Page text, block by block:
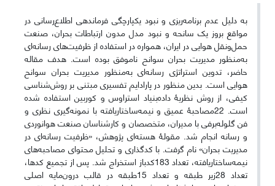
به دلیل عدم برنامه‌ریزی و نبود یکپارچگی فرماندهی اطلاع‌رسانی در
مواقع بروز یک سانحه و نبود مدل مدون ارتباطات بحران، صنعت
حمل‌ونقل هوایی در ایران، همواره در استفاده از ظرفیت‌های رسانه‌ای
به‌منظور مدیریت بحران سوانح ناموفق بوده است. هدف مقاله
حاضر، تدوین استراتژی رسانه‌ای به‌منظور مدیریت بحران سوانح
هوایی است. بدین منظور در پارادایم تفسیری مبتنی بر روش‌شناسی
کیفی، از روش نظریۀ داده‌‎بنیاد استراوس و کوربین استفاده شده
است. 22مصاحبۀ عمیق و نیمه‌ساختاریافته با نمونه‌گیری نظری و
فن گلوله‌برفی با مدیران، متخصصان و کارشناسان صنعت هوانوردی
و رسانه انجام شد. مقولۀ هسته‌ای پژوهش، «ظرفیت رسانه‌‌ای در
مدیریت بحران» نام گرفت. با کدگذاری و تحلیل محتوای مصاحبه‌های
نیمه‌ساختاریافته، تعداد 183کدباز استخراج شد. پس از تجمیع کدها،
تعداد 28زیر طبقه و تعداد 15طبقه در قالب درون‌مایه اصلی